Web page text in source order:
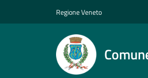
Regione Veneto